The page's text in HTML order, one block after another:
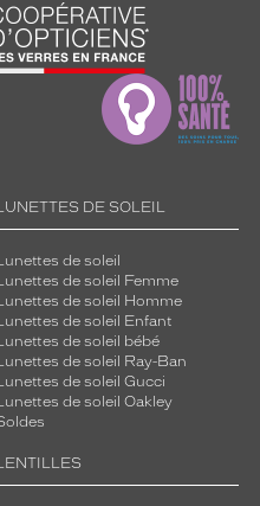
DE SOLEIL
de soleil
de soleil Femme
de soleil Homme
de soleil Enfant
de soleil bébé
de soleil Ray-Ban
de soleil Gucci
de soleil Oakley